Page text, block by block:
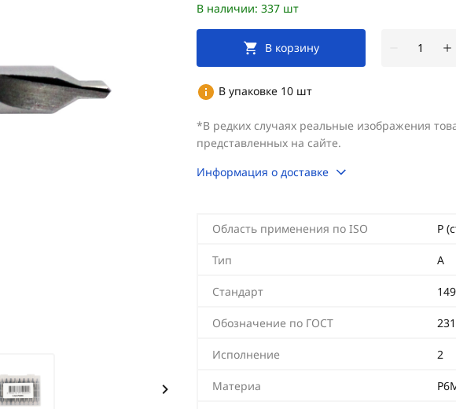
В наличии: 337 шт
В корзину
В упаковке 10 шт
*В редких случаях реальные изображения
представленных на сайте.
Информация о доставке
Область применения по ISO P
Тип А
Стандарт
Обозначение по ГОСТ
Исполнение 2
Материа